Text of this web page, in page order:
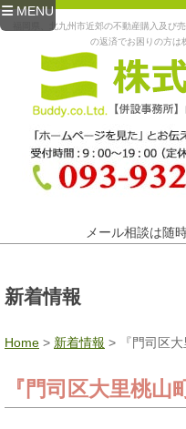
MENU
福岡県、北九州市近郊の不動産購入及び
の返済でお困りの方は
メール相談は随
新着情報
Home > 新着情報 > 『門司区
『門司区大里桃